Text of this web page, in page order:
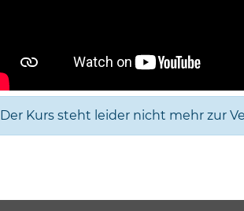
Der Kurs steht leider nicht mehr zur